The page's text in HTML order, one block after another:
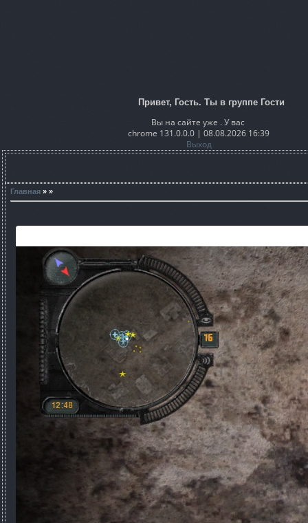
Привет, Гость. Ты в группе Гости
Вы на сайте уже . У вас
chrome 131.0.0.0 | 08.08.2026 16:39
Выход
Главная » »